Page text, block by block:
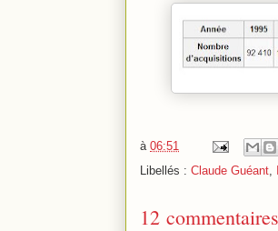
à 06:51
Libellés : Claude Guéant
12